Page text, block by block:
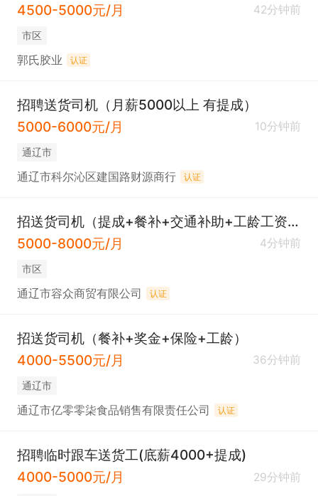
4500-5000元/月
42分钟前
市区
郭氏胶业 认证
招聘送货司机（月薪5000以上 有提成）
5000-6000元/月
10分钟前
通辽市
通辽市科尔沁区建国路财源商行 认证
招送货司机（提成+餐补+交通补助+工龄工资+年终奖）
5000-8000元/月
4分钟前
市区
通辽市容众商贸有限公司 认证
招送货司机（餐补+奖金+保险+工龄）
4000-5500元/月
36分钟前
通辽市
通辽市亿零零柒食品销售有限责任公司 认证
招聘临时跟车送货工(底薪4000+提成)
4000-5000元/月
29分钟前